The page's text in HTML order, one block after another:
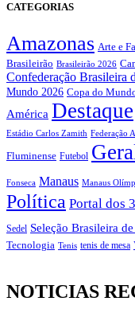
CATEGORIAS
Amazonas Arte e
Brasileirão Brasileirão 2026
Confederação Brasileira
Mundo 2026 Copa do
América Destaque
Estádio Carlos Zamith Federação
Fluminense Futebol
Fonseca Manaus Manaus
Política Portal dos 3
Sedel Seleção Brasileira
Tecnologia Tenis tenis de mesa
NOTICIAS